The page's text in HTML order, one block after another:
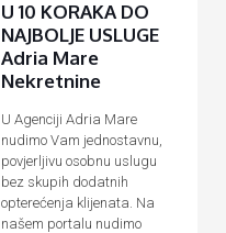
U 10 KORAKA DO
NAJBOLJE USLUGE
Adria Mare
Nekretnine
U Agenciji Adria Mare
nudimo Vam jednostavnu,
povjerljivu osobnu uslugu
bez skupih dodatnih
opterećenja klijenata. Na
našem portalu nudimo